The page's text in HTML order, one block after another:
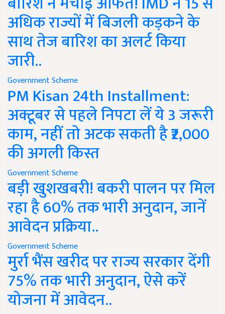
अधिक राज्यों में बिजली कड़कने के
साथ तेज बारिश का अलर्ट किया
जारी..
Government Scheme
PM Kisan 24th Installment:
अक्टूबर से पहले निपटा लें ये 3 जरूरी
काम, नहीं तो अटक सकती है ₹2,000
की अगली किस्त
Government Scheme
बड़ी खुशखबरी! बकरी पालन पर मिल
रहा है 60% तक भारी अनुदान, जानें
आवेदन प्रक्रिया..
Government Scheme
मुर्रा भैंस खरीद पर राज्य सरकार देंगी
75% तक भारी अनुदान, ऐसे करें
योजना में आवेदन..